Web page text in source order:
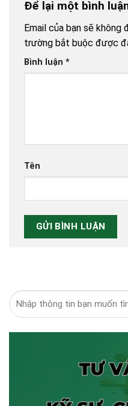
Để lại một bình
Email của bạn sẽ không
trường bắt buộc được
Bình luận *
Tên
Tìm
kiếm: